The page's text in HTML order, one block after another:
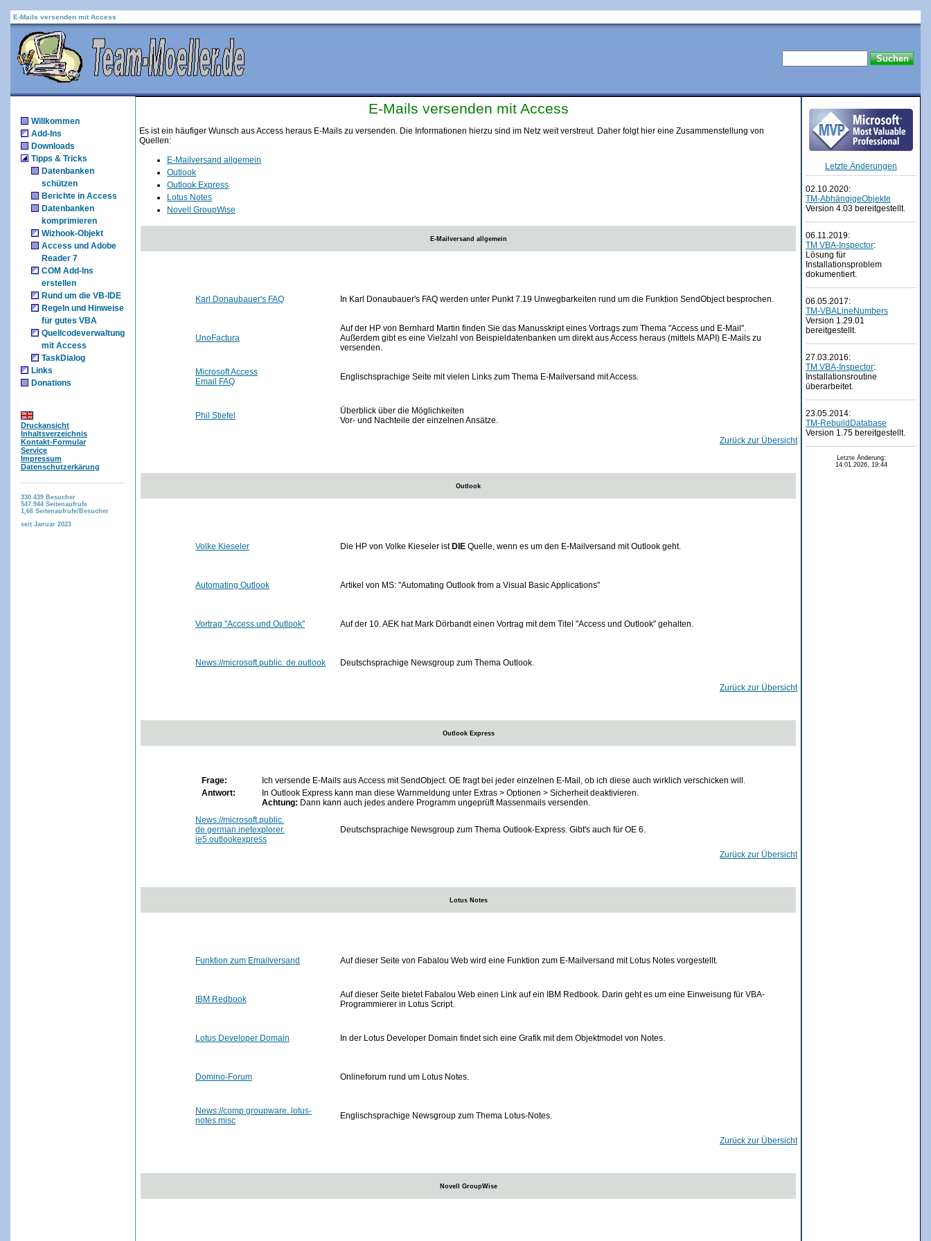
E-Mails versenden mit Access
Willkommen
Add-Ins
Downloads
Tipps & Tricks
Datenbanken
schützen
Berichte in Access
Datenbanken
komprimieren
Wizhook-Objekt
Access und Adobe
Reader 7
COM Add-Ins
erstellen
Rund um die VB-IDE
Regeln und Hinweise
für gutes VBA
Quellcodeverwaltung
mit Access
TaskDialog
Links
Donations
Druckansicht
Inhaltsverzeichnis
Kontakt-Formular
Service
Impressum
Datenschutzerkärung
330.439 Besucher
547.944 Seitenaufrufe
1,66 Seitenaufrufe/Besucher
seit Januar 2023
E-Mails versenden mit Access
Es ist ein häufiger Wunsch aus Access heraus E-Mails zu versenden. Die Informationen hierzu sind im Netz weit verstreut. Daher folgt hier eine Zusammenstellung von
Quellen:
E-Mailversand allgemein
Outlook
Outlook Express
Lotus Notes
Novell GroupWise
E-Mailversand allgemein
Karl Donaubauer's FAQ In Karl Donaubauer's FAQ werden unter Punkt 7.19 Unwegbarkeiten rund um die Funktion SendObject besprochen.
UnoFactura
Auf der HP von Bernhard Martin finden Sie das Manusskript eines Vortrags zum Thema "Access und E-Mail".
Außerdem gibt es eine Vielzahl von Beispieldatenbanken um direkt aus Access heraus (mittels MAPI) E-Mails zu
versenden.
Microsoft Access
Email FAQ
Englischsprachige Seite mit vielen Links zum Thema E-Mailversand mit Access.
Phil Stiefel
Überblick über die Möglichkeiten
Vor- und Nachteile der einzelnen Ansätze.
Zurück zur Übersicht
Outlook
Volke Kieseler Die HP von Volke Kieseler ist DIE Quelle, wenn es um den E-Mailversand mit Outlook geht.
Automating Outlook Artikel von MS: "Automating Outlook from a Visual Basic Applications"
Vortrag "Access und Outlook" Auf der 10. AEK hat Mark Dörbandt einen Vortrag mit dem Titel "Access und Outlook" gehalten.
News://microsoft.public. de.outlook Deutschsprachige Newsgroup zum Thema Outlook.
Zurück zur Übersicht
Outlook Express
Frage:
Ich versende E-Mails aus Access mit SendObject. OE fragt bei jeder einzelnen E-Mail, ob ich diese auch wirklich verschicken will.
Antwort:
In Outlook Express kann man diese Warnmeldung unter Extras > Optionen > Sicherheit deaktivieren.
Achtung: Dann kann auch jedes andere Programm ungeprüft Massenmails versenden.
News://microsoft.public.
de.german.inetexplorer.
ie5.outlookexpress
Deutschsprachige Newsgroup zum Thema Outlook-Express. Gibt's auch für OE 6.
Zurück zur Übersicht
Lotus Notes
Funktion zum Emailversand Auf dieser Seite von Fabalou Web wird eine Funktion zum E-Mailversand mit Lotus Notes vorgestellt.
IBM Redbook
Auf dieser Seite bietet Fabalou Web einen Link auf ein IBM Redbook. Darin geht es um eine Einweisung für VBA-
Programmierer in Lotus Script.
Lotus Developer Domain In der Lotus Developer Domain findet sich eine Grafik mit dem Objektmodel von Notes.
Domino-Forum Onlineforum rund um Lotus Notes.
News://comp.groupware. lotus-
notes.misc
Englischsprachige Newsgroup zum Thema Lotus-Notes.
Zurück zur Übersicht
Novell GroupWise
Letzte Änderungen
02.10.2020:
TM-AbhängigeObjekte
Version 4.03 bereitgestellt.
06.11.2019:
TM VBA-Inspector:
Lösung für
Installationsproblem
dokumentiert.
06.05.2017:
TM-VBALineNumbers
Version 1.29.01
bereitgestellt.
27.03.2016:
TM VBA-Inspector:
Installationsroutine
überarbeitet.
23.05.2014:
TM-RebuildDatabase
Version 1.75 bereitgestellt.
Letzte Änderung:
14.01.2026, 19:44